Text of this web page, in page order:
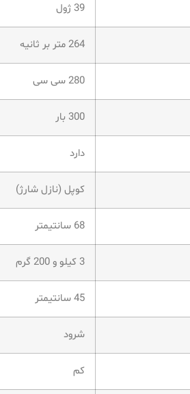
39 ژول
264 متر بر ثانیه
280 سی سی
300 بار
دارد
کوپل (نازل شارژ)
68 سانتیمتر
3 کیلو و 200 گرم
45 سانتیمتر
شرود
کم